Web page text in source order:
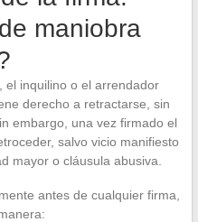
maniobra
el inquilino o el arrendador
derecho a retractarse, sin
embargo, una vez firmado el
salvo vicio manifiesto
mayor o cláusula abusiva.
antes de cualquier firma,